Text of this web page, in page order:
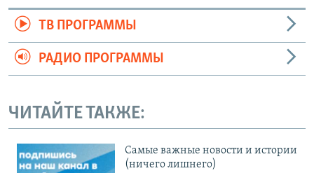
ТВ ПРОГРАММЫ
РАДИО ПРОГРАММЫ
ЧИТАЙТЕ ТАКЖЕ:
Cамые важные новости и истории
(ничего лишнего)